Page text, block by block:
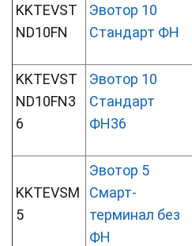
KKTEVST
ND10FN
Эвотор 10
Стандарт ФН
KKTEVST
ND10FN3
6
Эвотор 10
Стандарт
ФН36
KKTEVSM
5
Эвотор 5
Смарт-
терминал без
ФН